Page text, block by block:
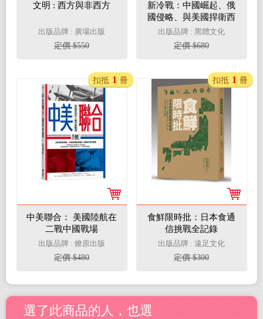
文明 : 西方與非西方
出版品牌 : 廣場出版
定價 $550
新冷戰：中國崛起、俄
國侵略、與美國捍衛西
方之戰
出版品牌 : 黑體文化
定價 $680
中美聯合： 美國陸航在
二戰中國戰場
出版品牌 : 燎原出版
定價 $480
扣抵 1 冊
食鮮限時批：日本食通
信挑戰全記錄
出版品牌 : 遠足文化
定價 $300
扣抵 1 冊
選了此商品的人，也選